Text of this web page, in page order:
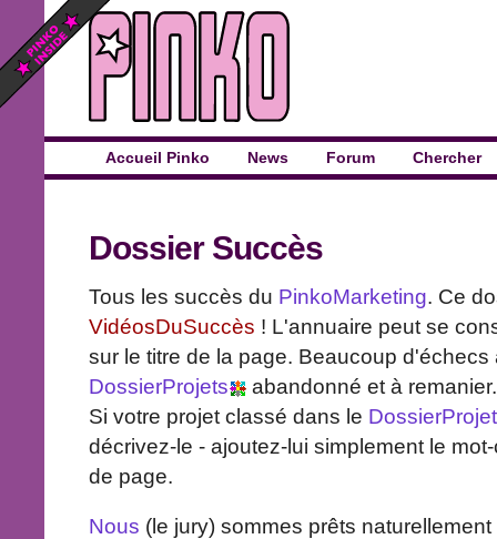
Accueil Pinko News Forum Chercher
Dossier Succès
Tous les succès du PinkoMarketing. Ce
VidéosDuSuccès ! L'annuaire peut se
sur le titre de la page. Beaucoup d'échecs
DossierProjets
abandonné et à
Si votre projet classé dans le
décrivez-le - ajoutez-lui simplement le
de page.
Nous (le jury) sommes prêts